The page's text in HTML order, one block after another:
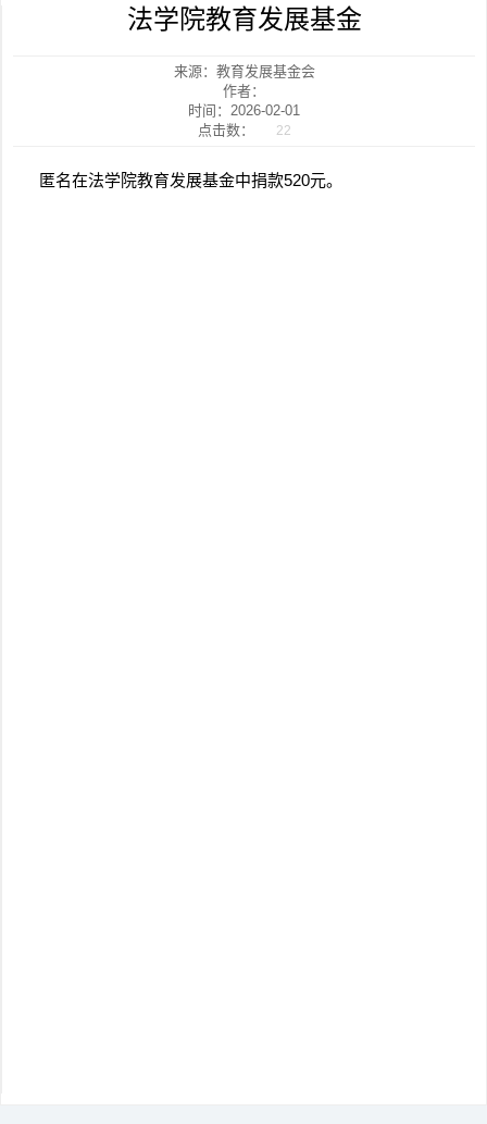
法学院教育发展基金
来源：教育发展基金会
作者：
时间：2026-02-01
点击数：
22
匿名在法学院教育发展基金中捐款520元。